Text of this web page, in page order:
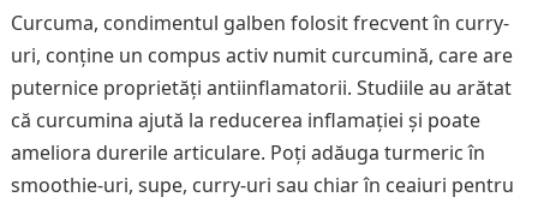
Curcuma, condimentul galben folosit frecvent în curry-
uri, conține un compus activ numit curcumină, care are
puternice proprietăți antiinflamatorii. Studiile au arătat
că curcumina ajută la reducerea inflamației și poate
ameliora durerile articulare. Poți adăuga turmeric în
smoothie-uri, supe, curry-uri sau chiar în ceaiuri pentru